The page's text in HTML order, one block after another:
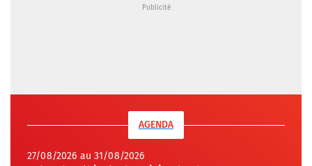
AGENDA
27/08/2026 au 31/08/2026